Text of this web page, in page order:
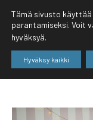
Tämä sivusto
parantamiseksi. Voit
hyväksyä.
Hyväksy kaikki